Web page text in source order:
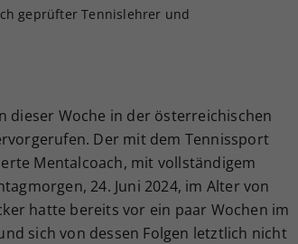
geprüfter Tennislehrer und
dieser Woche in der österreichischen
Der mit dem Tennissport
Mentalcoach, mit vollständigem
24. Juni 2024, im Alter von
hatte bereits vor ein paar Wochen im
sich von dessen Folgen letztlich nicht